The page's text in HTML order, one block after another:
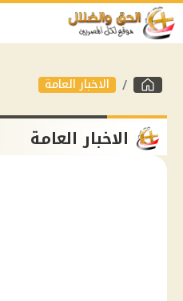
الاخبار العامة
الاخبار العامة